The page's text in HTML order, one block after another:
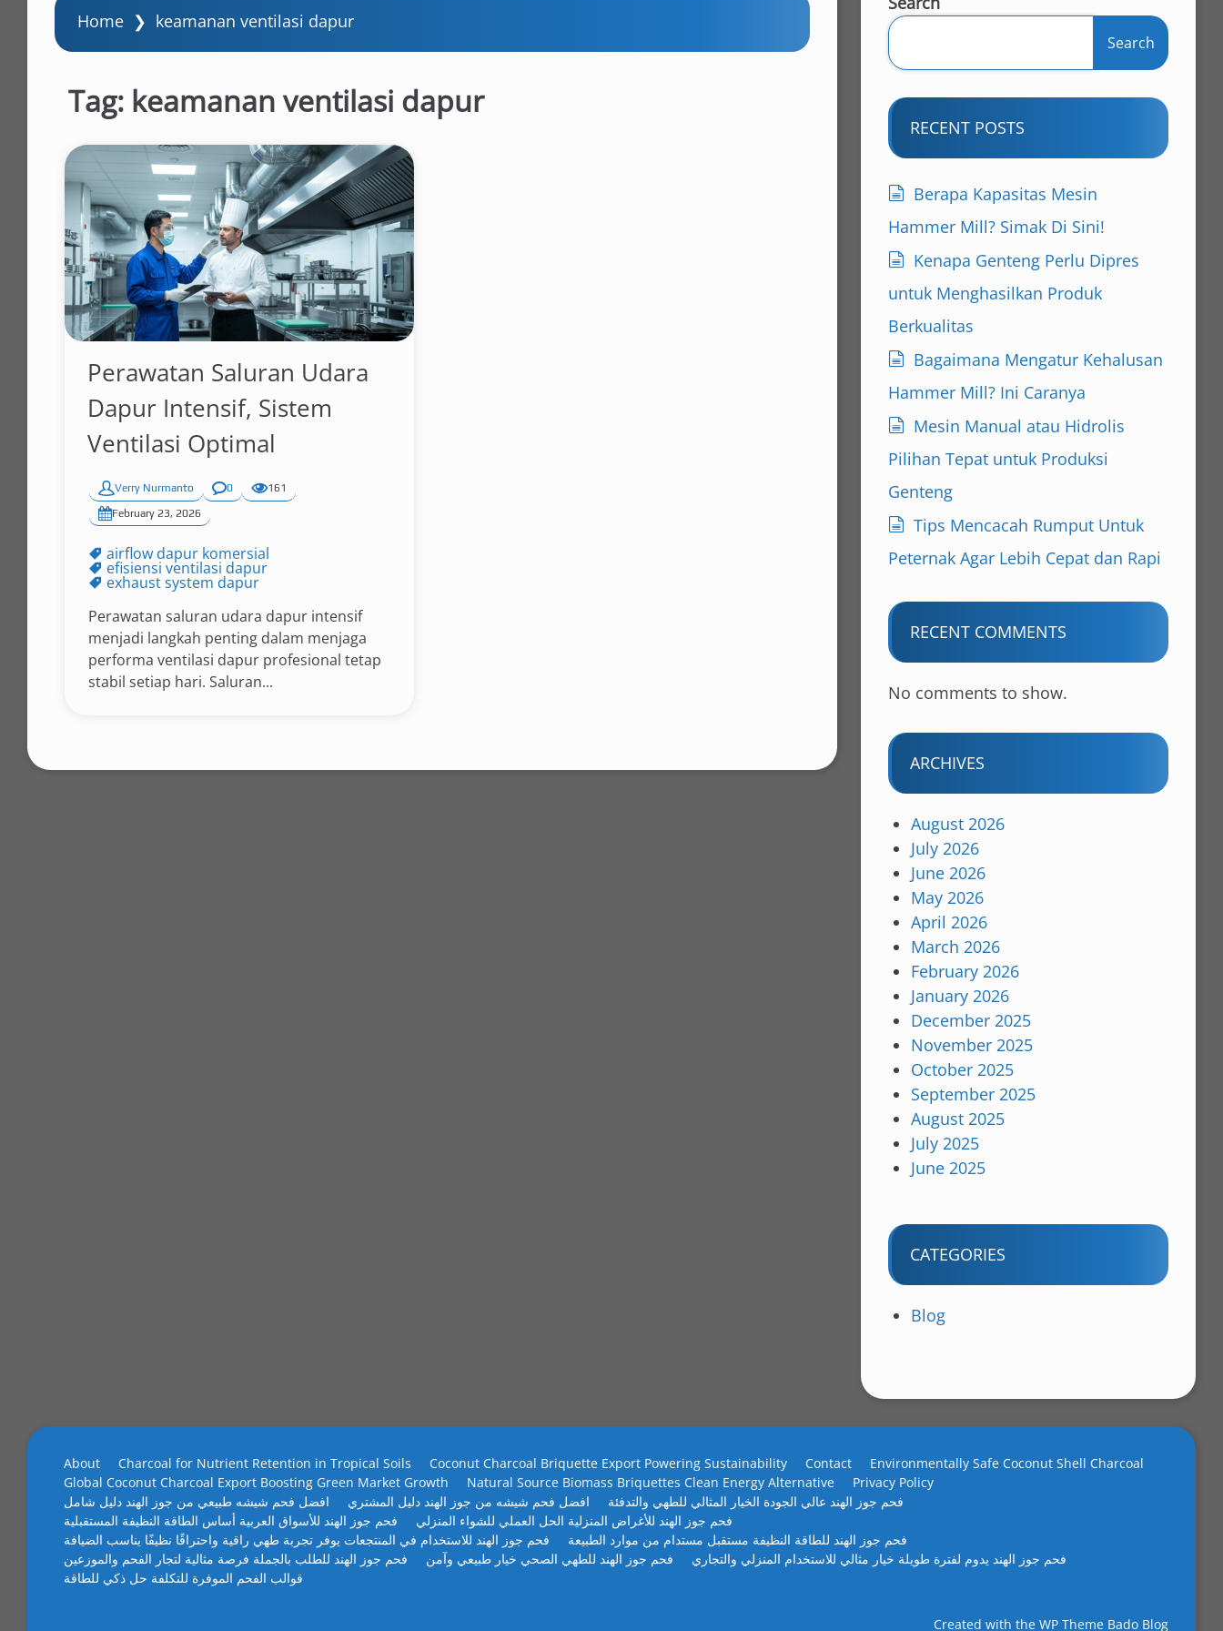
Home ❯ keamanan ventilasi dapur
Tag: keamanan ventilasi dapur
Perawatan Saluran Udara
Dapur Intensif, Sistem
Ventilasi Optimal
Verry Nurmanto 0
161
February 23, 2026
airflow dapur komersial
efisiensi ventilasi dapur
exhaust system dapur
Perawatan saluran udara dapur intensif
menjadi langkah penting dalam menjaga
performa ventilasi dapur profesional tetap
stabil setiap hari. Saluran...
Search
RECENT POSTS
Berapa Kapasitas Mesin
Hammer Mill? Simak Di Sini!
Kenapa Genteng Perlu Dipres
untuk Menghasilkan Produk
Berkualitas
Bagaimana Mengatur Kehalusan
Hammer Mill? Ini Caranya
Mesin Manual atau Hidrolis
Pilihan Tepat untuk Produksi
Genteng
Tips Mencacah Rumput Untuk
Peternak Agar Lebih Cepat dan Rapi
RECENT COMMENTS
No comments to show.
ARCHIVES
August 2026
July 2026
June 2026
May 2026
April 2026
March 2026
February 2026
January 2026
December 2025
November 2025
October 2025
September 2025
August 2025
July 2025
June 2025
CATEGORIES
Blog
About Charcoal for Nutrient Retention in Tropical Soils Coconut Charcoal Briquette Export Powering Sustainability Contact
Environmentally Safe Coconut Shell Charcoal
Global Coconut Charcoal Export Boosting Green Market Growth
Natural Source Biomass Briquettes Clean Energy Alternative
Privacy Policy
افضل فحم شيشه طبيعي من جوز الهند دليل شامل
افضل فحم شيشه من جوز الهند دليل المشتري
فحم جوز الهند عالي الجودة الخيار المثالي للطهي والتدفئة
فحم جوز الهند للأسواق العربية أساس الطاقة النظيفة المستقبلية
فحم جوز الهند للأغراض المنزلية الحل العملي للشواء المنزلي
فحم جوز الهند للاستخدام في المنتجعات يوفر تجربة طهي راقية واحتراقًا نظيفًا يناسب الضيافة
فحم جوز الهند للطاقة النظيفة مستقبل مستدام من موارد الطبيعة
فحم جوز الهند للطلب بالجملة فرصة مثالية لتجار الفحم والموزعين
فحم جوز الهند للطهي الصحي خيار طبيعي وآمن
فحم جوز الهند يدوم لفترة طويلة خيار مثالي للاستخدام المنزلي والتجاري
قوالب الفحم الموفرة للتكلفة حل ذكي للطاقة
Created with the WP Theme Bado Blog